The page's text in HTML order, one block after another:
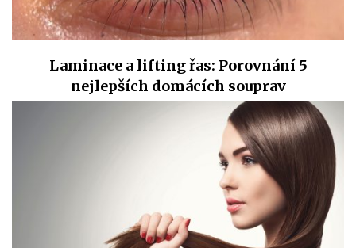
Laminace a lifting řas: Porovnání 5
nejlepších domácích souprav